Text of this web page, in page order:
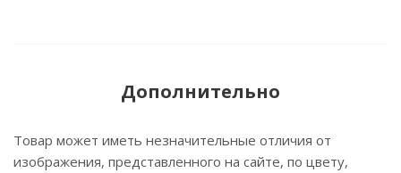
Дополнительно
Товар может иметь незначительные отличия от
изображения, представленного на сайте, по цвету,